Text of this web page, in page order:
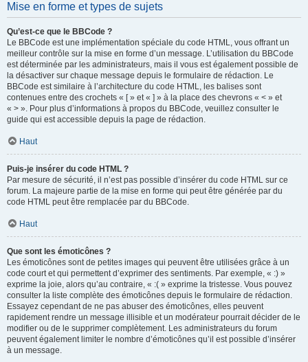
Mise en forme et types de sujets
Qu’est-ce que le BBCode ?
Le BBCode est une implémentation spéciale du code HTML, vous offrant un
meilleur contrôle sur la mise en forme d’un message. L’utilisation du BBCode
est déterminée par les administrateurs, mais il vous est également possible de
la désactiver sur chaque message depuis le formulaire de rédaction. Le
BBCode est similaire à l’architecture du code HTML, les balises sont
contenues entre des crochets « [ » et « ] » à la place des chevrons « < » et
« > ». Pour plus d’informations à propos du BBCode, veuillez consulter le
guide qui est accessible depuis la page de rédaction.
Haut
Puis-je insérer du code HTML ?
Par mesure de sécurité, il n’est pas possible d’insérer du code HTML sur ce
forum. La majeure partie de la mise en forme qui peut être générée par du
code HTML peut être remplacée par du BBCode.
Haut
Que sont les émoticônes ?
Les émoticônes sont de petites images qui peuvent être utilisées grâce à un
code court et qui permettent d’exprimer des sentiments. Par exemple, « :) »
exprime la joie, alors qu’au contraire, « :( » exprime la tristesse. Vous pouvez
consulter la liste complète des émoticônes depuis le formulaire de rédaction.
Essayez cependant de ne pas abuser des émoticônes, elles peuvent
rapidement rendre un message illisible et un modérateur pourrait décider de le
modifier ou de le supprimer complètement. Les administrateurs du forum
peuvent également limiter le nombre d’émoticônes qu’il est possible d’insérer
à un message.